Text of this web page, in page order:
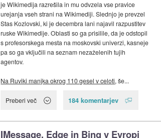
je Wikimedija razrešila in mu odvzela vse pravice
urejanja vseh strani na Wikimediji. Slednjo je prevzel
Stas Kozlovski, ki je decembra lani najavil razpustitev
ruske Wikimedije. Oblasti so ga prisilile, da je odstopil
s profesorskega mesta na moskovski univerzi, kasneje
pa so ga vključili na seznam nezaželenih tujih
agentov.
Na Ruviki manjka okrog 110 gesel v celoti, še...
Preberi več 184 komentarjev
IMessage, Edge in Bing v Evropi